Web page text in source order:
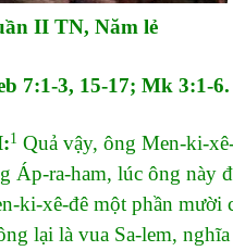
II TN, Năm lẻ
7:1-3, 15-17; Mk 3:1-6.
1 Quả vậy, ông Men-ki-
Áp-ra-ham, lúc ông này
ki-xê-đê một phần mười
lại là vua Sa-lem,